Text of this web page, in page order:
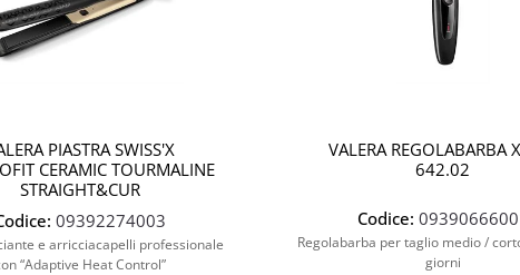
PIASTRA SWISS'X
CERAMIC TOURMALINE
STRAIGHT&CUR
09392274003
e arricciacapelli professionale
“Adaptive Heat Control”
VALERA REGOLABARBA
642.02
Codice:
Regolabarba per taglio medio /
giorni